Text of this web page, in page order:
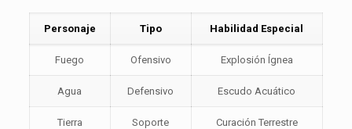
Personaje Tipo Habilidad Especial
Fuego Ofensivo Explosión Ígnea
Agua Defensivo Escudo Acuático
Tierra Soporte Curación Terrestre